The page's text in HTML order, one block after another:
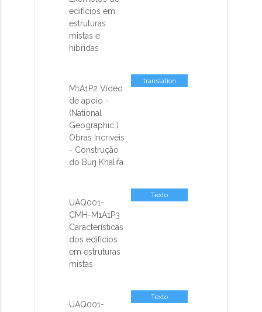
edifícios em
estruturas
mistas e
híbridas
M1A1P2 Vídeo
de apoio -
(National
Geographic )
Obras Incriveis
- Construção
do Burj Khalifa
translation
UAQ001-
CMH-M1A1P3
Características
dos edifícios
em estruturas
mistas
Texto
UAQ001-
Texto